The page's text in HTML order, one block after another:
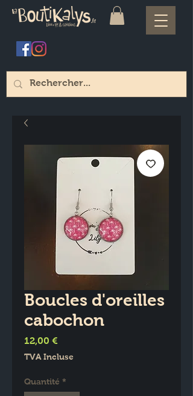
Boucles d'oreilles
cabochon
12,00 €
TVA Incluse
Quantité *